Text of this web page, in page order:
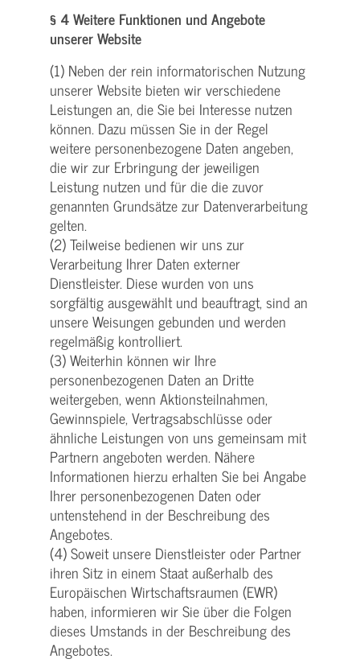
§ 4 Weitere Funktionen und Angebote
unserer Website
(1) Neben der rein informatorischen Nutzung
unserer Website bieten wir verschiedene
Leistungen an, die Sie bei Interesse nutzen
können. Dazu müssen Sie in der Regel
weitere personenbezogene Daten angeben,
die wir zur Erbringung der jeweiligen
Leistung nutzen und für die die zuvor
genannten Grundsätze zur Datenverarbeitung
gelten.
(2) Teilweise bedienen wir uns zur
Verarbeitung Ihrer Daten externer
Dienstleister. Diese wurden von uns
sorgfältig ausgewählt und beauftragt, sind an
unsere Weisungen gebunden und werden
regelmäßig kontrolliert.
(3) Weiterhin können wir Ihre
personenbezogenen Daten an Dritte
weitergeben, wenn Aktionsteilnahmen,
Gewinnspiele, Vertragsabschlüsse oder
ähnliche Leistungen von uns gemeinsam mit
Partnern angeboten werden. Nähere
Informationen hierzu erhalten Sie bei Angabe
Ihrer personenbezogenen Daten oder
untenstehend in der Beschreibung des
Angebotes.
(4) Soweit unsere Dienstleister oder Partner
ihren Sitz in einem Staat außerhalb des
Europäischen Wirtschaftsraumen (EWR)
haben, informieren wir Sie über die Folgen
dieses Umstands in der Beschreibung des
Angebotes.